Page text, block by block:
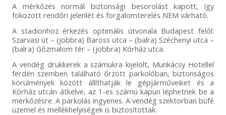
A mérkőzés normál biztonsági besorolást kapott, így
fokozott rendőri jelenlét és forgalomterelés NEM várható.
A stadionhoz érkezés optimális útvonala Budapest felől:
Szarvasi út – (jobbra) Baross utca – (balra) Széchenyi utca –
(balra) Gőzmalom tér – (jobbra) Kórház utca.
A vendég drukkerek a számukra kijelölt, Munkácsy Hotellel
ferdén szemben található őrzött parkolóban, biztonságos
körülmények között állíthatják le gépjárműveiket és a
Kórház utcán átkelve, az 1-es számú kapun léphetnek be a
mérkőzésre. A parkolás ingyenes. A vendég szektorban büfé
üzemel és mellékhelyiségek is biztosítottak.